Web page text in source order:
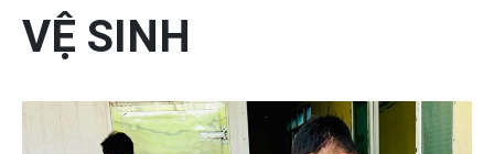
VỆ SINH